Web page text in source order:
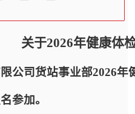
关于2026年健康体
公司货站事业部2026
参加。